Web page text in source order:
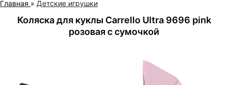
Главная » Детские игрушки
Коляска для куклы Carrello Ultra 9696 pink
розовая с сумочкой